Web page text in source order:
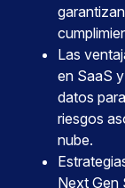
Las
en SaaS
datos
riesgos
nube.
Next Gen